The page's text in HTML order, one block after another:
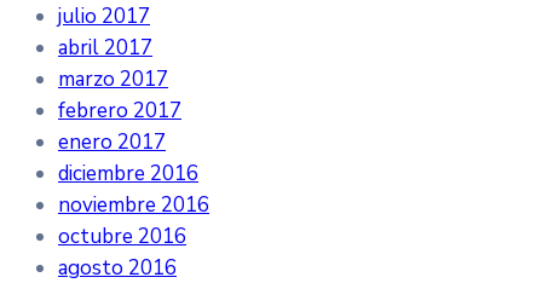
julio 2017
abril 2017
marzo 2017
febrero 2017
enero 2017
diciembre 2016
noviembre 2016
octubre 2016
agosto 2016